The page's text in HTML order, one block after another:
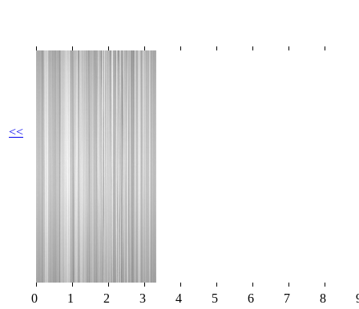
<<
0 1 2 3 4 5 6 7 8